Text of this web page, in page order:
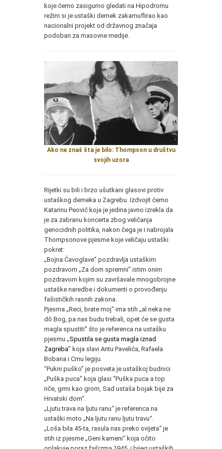
koje ćemo zasigurno gledati na Hipodromu
režim si je ustaški dernek zakamuflirao kao
nacionalni projekt od državnog značaja
podoban za masovne medije.
Ako ne znaš šta je bilo: Thompson u društvu
svojih uzora
Rijetki su bili i brzo ušutkani glasovi protiv
ustaškog derneka u Zagrebu. Izdvojit ćemo
Katarinu Peović koja je jedina javno izrekla da
je za zabranu koncerta zbog veličanja
genocidnih politika, nakon čega je i nabrojala
Thompsonove pjesme koje veličaju ustaški
pokret:
„Bojna Čavoglave” pozdravlja ustaškim
pozdravom „Za dom spremni” istim onim
pozdravom kojim su završavale mnogobrojne
ustaške naredbe i dokumenti o provođenju
fašističkih rasnih zakona.
Pjesma „Reci, brate moj" ima stih „al neka ne
dô Bog, pa nas budu trebali, opet će se gusta
magla spustiti" što je referenca na ustašku
pjesmu „Spustila se gusta magla iznad
Zagreba” koja slavi Antu Pavelića, Rafaela
Bobana i Crnu legiju.
“Pukni puško” je posveta je ustaškoj budnici
„Puška puca" koja glasi “Puška puca a top
riče, grmi kao grom, Sad ustaša bojak bije za
Hrvatski dom“.
„Ljutu trava na ljutu ranu“ je referenca na
ustaški moto „Na ljutu ranu ljutu travu“.
„Loša bila 45-ta, rasula nas preko svijeta“ je
stih iz pjesme „Geni kameni“ koja očito